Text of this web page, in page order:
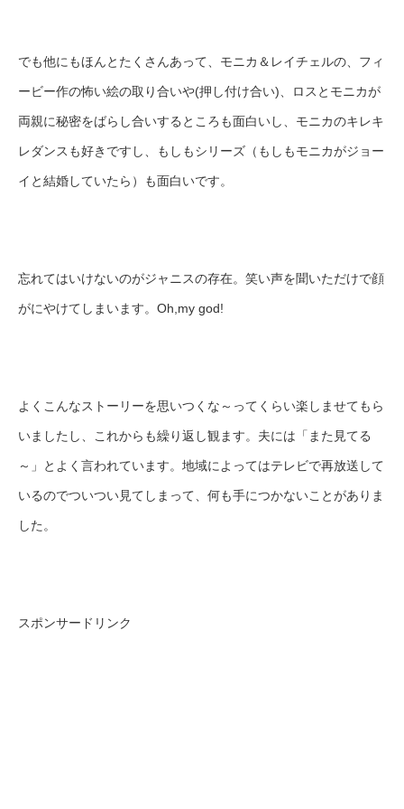
でも他にもほんとたくさんあって、モニカ＆レイチェルの、フィ
ービー作の怖い絵の取り合いや(押し付け合い)、ロスとモニカが
両親に秘密をばらし合いするところも面白いし、モニカのキレキ
レダンスも好きですし、もしもシリーズ（もしもモニカがジョー
イと結婚していたら）も面白いです。
忘れてはいけないのがジャニスの存在。笑い声を聞いただけで顔
がにやけてしまいます。Oh,my god!
よくこんなストーリーを思いつくな～ってくらい楽しませてもら
いましたし、これからも繰り返し観ます。夫には「また見てる
～」とよく言われています。地域によってはテレビで再放送して
いるのでついつい見てしまって、何も手につかないことがありま
した。
スポンサードリンク